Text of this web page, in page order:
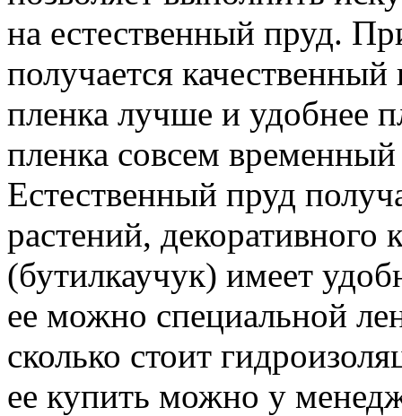
на естественный пруд.
получается
пленка лучше и удобнее
пленка совсем
Естественный пруд
растений, декоративного
(бутилкаучук) имеет
ее можно специальной
сколько стоит
ее купить можно у